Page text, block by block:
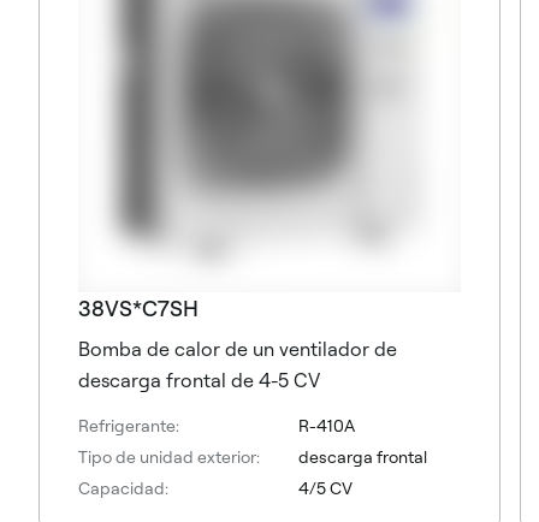
38VS*C7SH
Bomba de calor de un ventilador de
descarga frontal de 4-5 CV
Refrigerante:
R-410A
Tipo de unidad exterior:
descarga frontal
Capacidad:
4/5 CV